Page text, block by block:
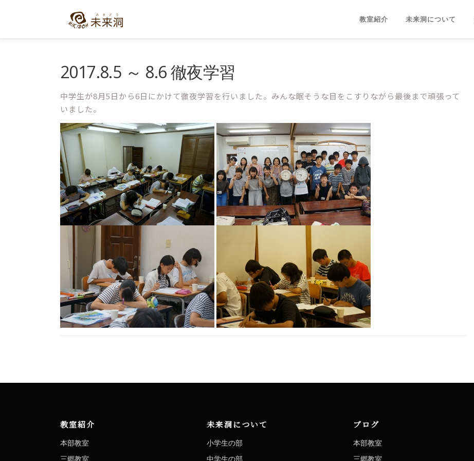
ン
教室紹介 未来洞について
2017.8.5 ～ 8.6 徹夜学習
中学生が8月5日から6日にかけて徹夜学習を行いました。みんな眠そうな目をこすりながら最後まで頑張って
いました。
教室紹介
本部教室
三郷教室
未来洞について
小学生の部
中学生の部
ブログ
本部教室
三郷教室